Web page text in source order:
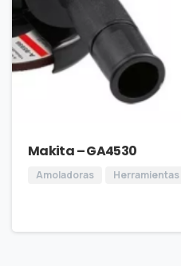
Makita – GA4530
Amoladoras